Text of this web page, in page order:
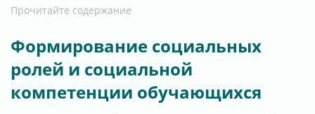
Прочитайте содержание
Формирование социальных
ролей и социальной
компетенции обучающихся